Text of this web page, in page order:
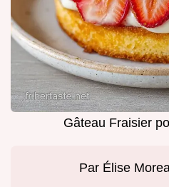
Gâteau Fraisier
Par Élise